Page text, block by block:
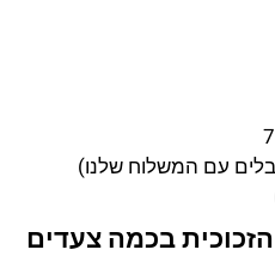
עם המשלוח שלנו)
בכמה צעדים